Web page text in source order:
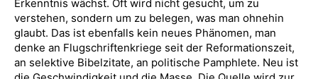
Erkenntnis wächst. Oft wird nicht gesucht, um zu
verstehen, sondern um zu belegen, was man ohnehin
glaubt. Das ist ebenfalls kein neues Phänomen, man
denke an Flugschriftenkriege seit der Reformationszeit,
an selektive Bibelzitate, an politische Pamphlete. Neu ist